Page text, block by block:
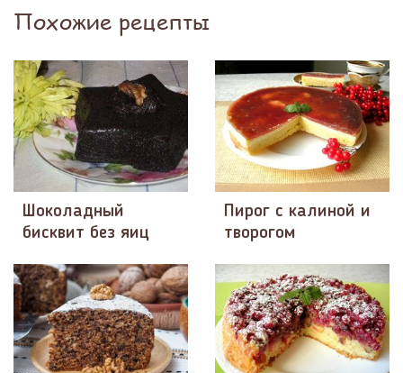
Похожие рецепты
Шоколадный
бисквит без яиц
Пирог с калиной и
творогом